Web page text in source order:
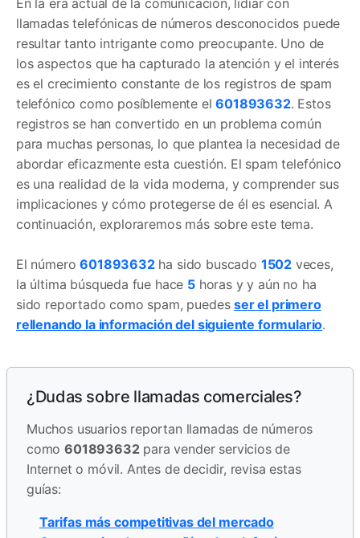
llamadas telefónicas de números desconocidos puede
resultar tanto intrigante como preocupante. Uno de
los aspectos que ha capturado la atención y el interés
es el crecimiento constante de los registros de spam
telefónico como posíblemente el601893632. Estos
registros se han convertido en un problema común
para muchas personas, lo que plantea la necesidad de
abordar eficazmente esta cuestión. El spam telefónico
es una realidad de la vida moderna, y comprender sus
implicaciones y cómo protegerse de él es esencial. A
continuación, exploraremos más sobre este tema.
El número601893632ha sido buscado 1502veces,
la última búsqueda fue hace 5horas y y aún no ha
sido reportado como spam, puedesser el primero
rellenando la información del siguiente formulario.
¿Dudas sobre llamadas comerciales?
Muchos usuarios reportan llamadas de números
como601893632para vender servicios de
Internet o móvil. Antes de decidir, revisa estas
guías:
Tarifas más competitivas del mercado